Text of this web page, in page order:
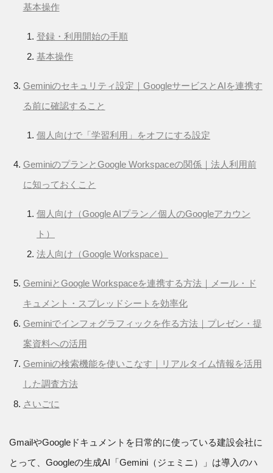
基本操作
登録・利用開始の手順
基本操作
Geminiのセキュリティ設定｜GoogleサービスとAIを連携す
る前に確認すること
個人向けで「学習利用」をオフにする設定
GeminiのプランとGoogle Workspaceの関係｜法人利用前
に知っておくこと
個人向け（Google AIプラン／個人のGoogleアカウン
ト）
法人向け（Google Workspace）
GeminiとGoogle Workspaceを連携する方法｜メール・ド
キュメント・スプレッドシートを効率化
Geminiでインフォグラフィックを作る方法｜プレゼン・提
案資料への活用
Geminiの検索機能を使いこなす｜リアルタイム情報を活用
した調査方法
さいごに
GmailやGoogleドキュメントを日常的に使っている建設会社に
とって、Googleの生成AI「Gemini（ジェミニ）」は導入のハ